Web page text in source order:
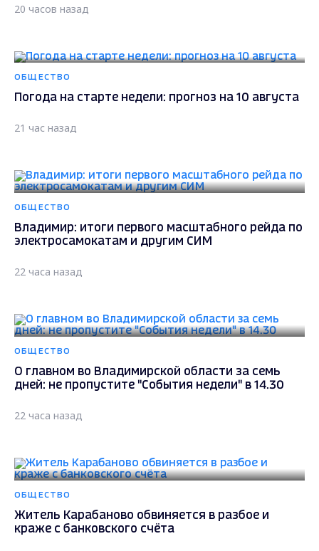
20 часов назад
ОБЩЕСТВО
Погода на старте недели: прогноз на 10 августа
21 час назад
ОБЩЕСТВО
Владимир: итоги первого масштабного рейда по
электросамокатам и другим СИМ
22 часа назад
ОБЩЕСТВО
О главном во Владимирской области за семь
дней: не пропустите "События недели" в 14.30
22 часа назад
ОБЩЕСТВО
Житель Карабаново обвиняется в разбое и
краже с банковского счёта